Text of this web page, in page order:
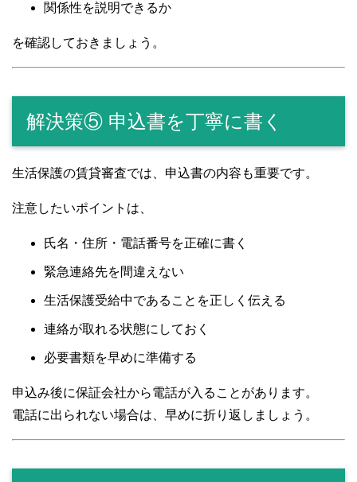
関係性を説明できるか
を確認しておきましょう。
解決策⑤ 申込書を丁寧に書く
生活保護の賃貸審査では、申込書の内容も重要です。
注意したいポイントは、
氏名・住所・電話番号を正確に書く
緊急連絡先を間違えない
生活保護受給中であることを正しく伝える
連絡が取れる状態にしておく
必要書類を早めに準備する
申込み後に保証会社から電話が入ることがあります。
電話に出られない場合は、早めに折り返しましょう。